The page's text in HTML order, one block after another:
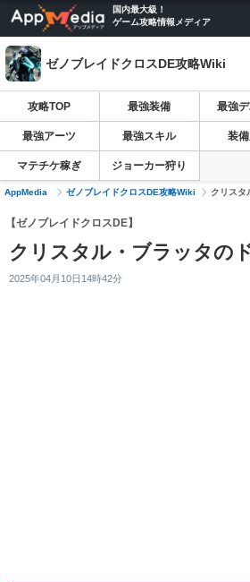
国内最大級！
ゲーム攻略情報メディア
ゼノブレイドクロスDE攻略Wiki
攻略TOP 最強装備 最強
最強アーツ 最強スキル 装
マテチケ稼ぎ ジョーカー狩り
AppMedia ゼノブレイドクロスDE攻略Wiki クリスタ
【ゼノブレイドクロスDE】
クリスタル・ブラッタの
2025年04月10日14時42分